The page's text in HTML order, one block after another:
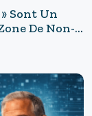
Sont Un
De Non-
Uni Va
Grâce À Un